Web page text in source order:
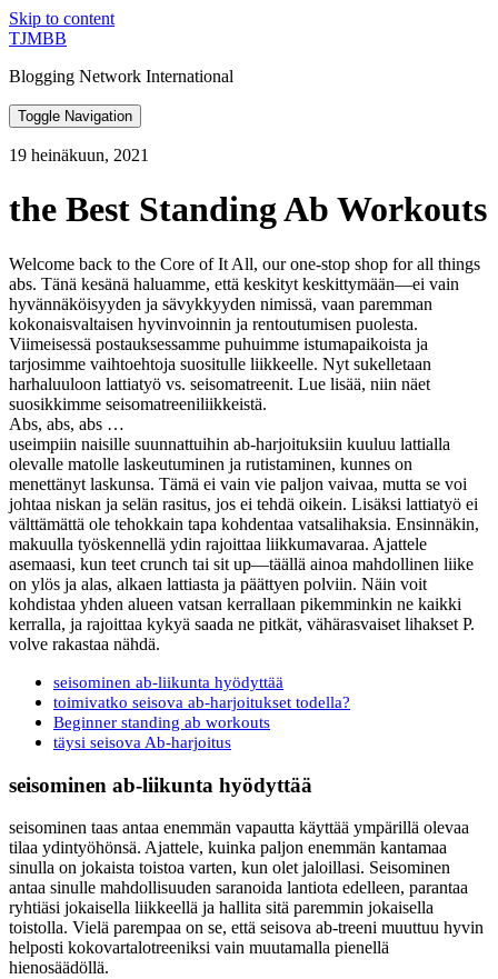
Skip to content
TJMBB
Blogging Network International
Toggle Navigation
19 heinäkuun, 2021
the Best Standing Ab Workouts
Welcome back to the Core of It All, our one-stop shop for all things
abs. Tänä kesänä haluamme, että keskityt keskittymään—ei vain
hyvännäköisyyden ja sävykkyyden nimissä, vaan paremman
kokonaisvaltaisen hyvinvoinnin ja rentoutumisen puolesta.
Viimeisessä postauksessamme puhuimme istumapaikoista ja
tarjosimme vaihtoehtoja suositulle liikkeelle. Nyt sukelletaan
harhaluuloon lattiatyö vs. seisomatreenit. Lue lisää, niin näet
suosikkimme seisomatreeniliikkeistä.
Abs, abs, abs …
useimpiin naisille suunnattuihin ab-harjoituksiin kuuluu lattialla
olevalle matolle laskeutuminen ja rutistaminen, kunnes on
menettänyt laskunsa. Tämä ei vain vie paljon vaivaa, mutta se voi
johtaa niskan ja selän rasitus, jos ei tehdä oikein. Lisäksi lattiatyö ei
välttämättä ole tehokkain tapa kohdentaa vatsalihaksia. Ensinnäkin,
makuulla työskennellä ydin rajoittaa liikkumavaraa. Ajattele
asemaasi, kun teet crunch tai sit up—täällä ainoa mahdollinen liike
on ylös ja alas, alkaen lattiasta ja päättyen polviin. Näin voit
kohdistaa yhden alueen vatsan kerrallaan pikemminkin ne kaikki
kerralla, ja rajoittaa kykyä saada ne pitkät, vähärasvaiset lihakset P.
volve rakastaa nähdä.
seisominen ab-liikunta hyödyttää
toimivatko seisova ab-harjoitukset todella?
Beginner standing ab workouts
täysi seisova Ab-harjoitus
seisominen ab-liikunta hyödyttää
seisominen taas antaa enemmän vapautta käyttää ympärillä olevaa
tilaa ydintyöhönsä. Ajattele, kuinka paljon enemmän kantamaa
sinulla on jokaista toistoa varten, kun olet jaloillasi. Seisominen
antaa sinulle mahdollisuuden saranoida lantiota edelleen, parantaa
ryhtiäsi jokaisella liikkeellä ja hallita sitä paremmin jokaisella
toistolla. Vielä parempaa on se, että seisova ab-treeni muuttuu hyvin
helposti kokovartalotreeniksi vain muutamalla pienellä
hienosäädöllä.